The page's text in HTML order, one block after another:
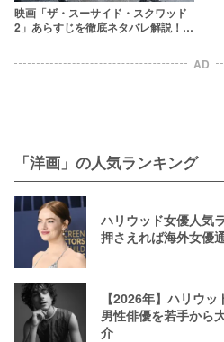
映画「ザ・スーサイド・スクワッド
2」あらすじを徹底ネタバレ解説！ド
AD
「洋画」の人気ランキング
ハリウッド女優人気
押さえれば海外女優
【2026年】ハリウ
男性俳優を若手から
介